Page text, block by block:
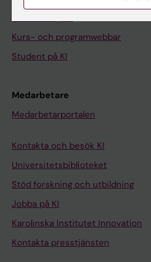
Kurs- och programwebbar
Student på KI
Medarbetare
Medarbetarportalen
Kontakta och besök KI
Universitetsbiblioteket
Stöd forskning och utbildning
Jobba på KI
Karolinska Institutet Innovation
Kontakta presstjänsten